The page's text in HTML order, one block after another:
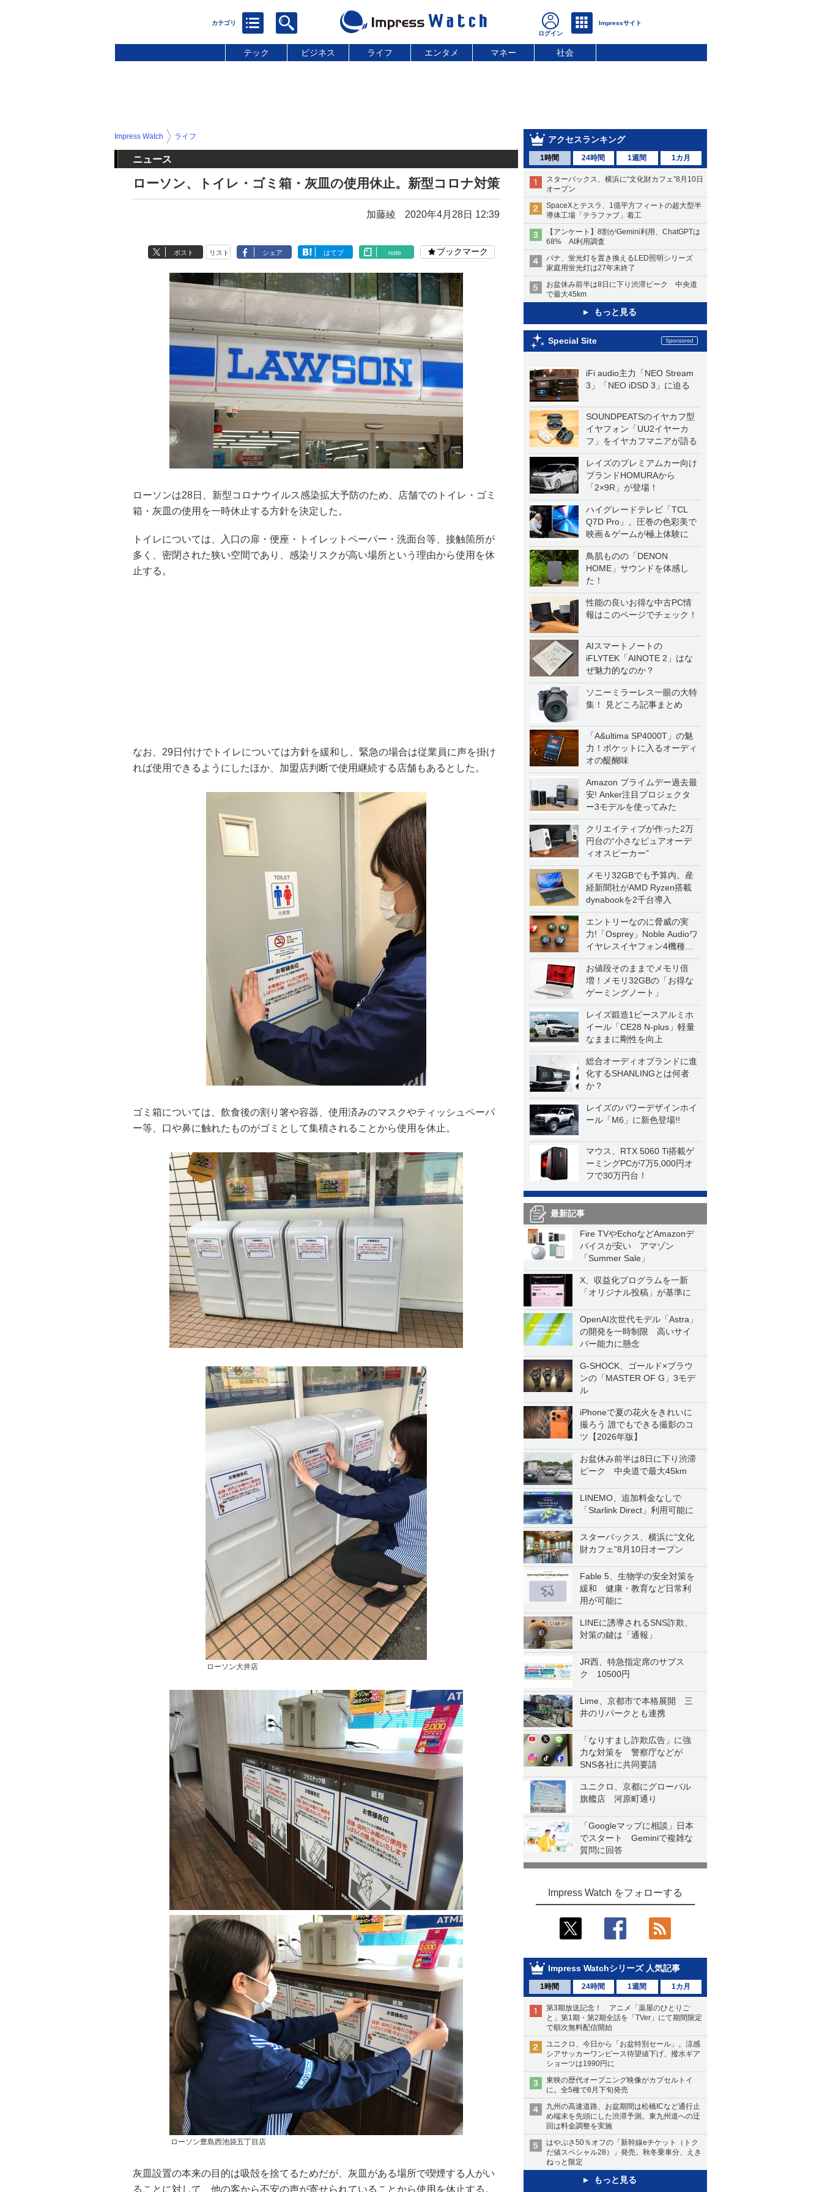
テック ビジネス ライフ エンタメ マネー 社会
アクセスランキング
1時間 24時間 1週間 1カ月
スターバックス、横浜に“文化財カフェ”8月10日
オープン
SpaceXとテスラ、1億平方フィートの超大型半
導体工場「テラファブ」着工
【アンケート】8割がGemini利用、ChatGPTは
68% AI利用調査
パナ、蛍光灯を置き換えるLED照明シリーズ
家庭用蛍光灯は27年末終了
お盆休み前半は8日に下り渋滞ピーク 中央道
で最大45km
もっと見る
Special Site
iFi audio主力「NEO Stream
3」「NEO iDSD 3」に迫る
SOUNDPEATSのイヤカフ型
イヤフォン「UU2イヤーカ
フ」をイヤカフマニアが語る
レイズのプレミアムカー向け
ブランドHOMURAから
「2×9R」が登場！
ハイグレードテレビ「TCL
Q7D Pro」。圧巻の色彩美で
映画＆ゲームが極上体験に
鳥肌ものの「DENON
HOME」サウンドを体感し
た！
性能の良いお得な中古PC情
報はこのページでチェック！
AIスマートノートの
iFLYTEK「AINOTE 2」はな
ぜ魅力的なのか？
ソニーミラーレス一眼の大特
集！ 見どころ記事まとめ
「A&ultima SP4000T」の魅
力！ポケットに入るオーディ
オの醍醐味
Amazon プライムデー過去最
安! Anker注目プロジェクタ
ー3モデルを使ってみた
クリエイティブが作った2万
円台の“小さなピュアオーデ
ィオスピーカー”
メモリ32GBでも予算内。産
経新聞社がAMD Ryzen搭載
dynabookを2千台導入
エントリーなのに脅威の実
力!「Osprey」Noble Audioワ
イヤレスイヤフォン4機種を
一気に聴く
お値段そのままでメモリ倍
増！メモリ32GBの「お得な
ゲーミングノート」
レイズ鍛造1ピースアルミホ
イール「CE28 N-plus」軽量
なままに剛性を向上
総合オーディオブランドに進
化するSHANLINGとは何者
か？
レイズのパワーデザインホイ
ール「M6」に新色登場!!
マウス、RTX 5060 Ti搭載ゲ
ーミングPCが7万5,000円オ
フで30万円台！
最新記事
Fire TVやEchoなどAmazonデ
バイスが安い アマゾン
「Summer Sale」
X、収益化プログラムを一新
「オリジナル投稿」が基準に
OpenAI次世代モデル「Astra」
の開発を一時制限 高いサイ
バー能力に懸念
G-SHOCK、ゴールド×ブラウ
ンの「MASTER OF G」3モデ
ル
iPhoneで夏の花火をきれいに
撮ろう 誰でもできる撮影のコ
ツ【2026年版】
お盆休み前半は8日に下り渋滞
ピーク 中央道で最大45km
LINEMO、追加料金なしで
「Starlink Direct」利用可能に
スターバックス、横浜に“文化
財カフェ”8月10日オープン
Fable 5、生物学の安全対策を
緩和 健康・教育など日常利
用が可能に
LINEに誘導されるSNS詐欺、
対策の鍵は「通報」
JR西、特急指定席のサブス
ク 10500円
Lime、京都市で本格展開 三
井のリパークとも連携
「なりすまし詐欺広告」に強
力な対策を 警察庁などが
SNS各社に共同要請
ユニクロ、京都にグローバル
旗艦店 河原町通り
「Googleマップに相談」日本
でスタート Geminiで複雑な
質問に回答
Impress Watch をフォローする
Impress Watchシリーズ 人気記事
1時間 24時間 1週間 1カ月
第3期放送記念！ アニメ「薬屋のひとりご
と」第1期・第2期全話を「TVer」にて期間限定
で順次無料配信開始
ユニクロ、今日から「お盆特別セール」。涼感
シアサッカーワンピース待望値下げ、撥水ギア
ショーツは1990円に
東映の歴代オープニング映像がカプセルトイ
に。全5種で8月下旬発売
九州の高速道路、お盆期間は松橋ICなど通行止
め端末を先頭にした渋滞予測。東九州道への迂
回は料金調整を実施
はやぶさ50％オフの「新幹線eチケット（トク
だ値スペシャル28）」発売。秋冬乗車分、えき
ねっと限定
もっと見る
Impress Watch ライフ
ニュース
ローソン、トイレ・ゴミ箱・灰皿の使用休止。新型コロナ対策
加藤綾 2020年4月28日 12:39
ポスト リスト シェア はてブ note ブックマーク
ローソンは28日、新型コロナウイルス感染拡大予防のため、店舗でのトイレ・ゴミ
箱・灰皿の使用を一時休止する方針を決定した。
トイレについては、入口の扉・便座・トイレットペーパー・洗面台等、接触箇所が
多く、密閉された狭い空間であり、感染リスクが高い場所という理由から使用を休
止する。
なお、29日付けでトイレについては方針を緩和し、緊急の場合は従業員に声を掛け
れば使用できるようにしたほか、加盟店判断で使用継続する店舗もあるとした。
ゴミ箱については、飲食後の割り箸や容器、使用済みのマスクやティッシュペーパ
ー等、口や鼻に触れたものがゴミとして集積されることから使用を休止。
ローソン大井店
ローソン豊島西池袋五丁目店
灰皿設置の本来の目的は吸殻を捨てるためだが、灰皿がある場所で喫煙する人がい
ることに対して、他の客から不安の声が寄せられていることから使用を休止する。